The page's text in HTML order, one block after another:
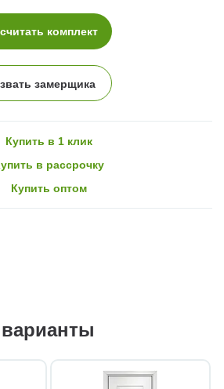
комплект
замерщика
Купить в 1 клик
в рассрочку
Купить оптом